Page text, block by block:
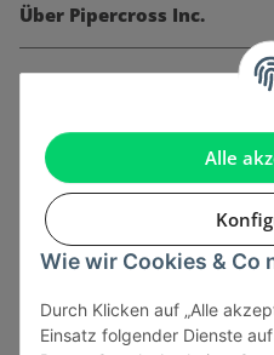
Alle
Wie wir Cookies & Co
Durch Klicken auf „Alle
Einsatz folgender Dienste
Über Pipercross Inc.
Informationen
Gesetzliche Informationen
Sicher bezahlen via: